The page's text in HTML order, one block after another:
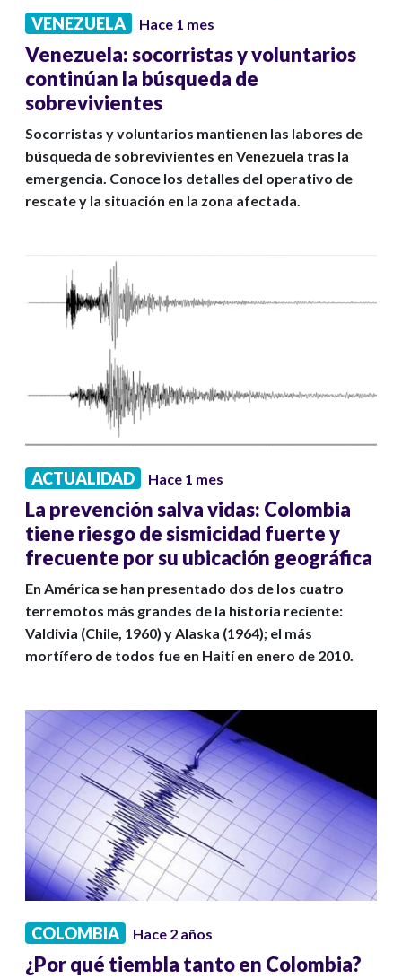
VENEZUELA Hace 1 mes
Venezuela: socorristas y voluntarios
continúan la búsqueda de
sobrevivientes
Socorristas y voluntarios mantienen las labores de
búsqueda de sobrevivientes en Venezuela tras la
emergencia. Conoce los detalles del operativo de
rescate y la situación en la zona afectada.
ACTUALIDAD Hace 1 mes
La prevención salva vidas: Colombia
tiene riesgo de sismicidad fuerte y
frecuente por su ubicación geográfica
En América se han presentado dos de los cuatro
terremotos más grandes de la historia reciente:
Valdivia (Chile, 1960) y Alaska (1964); el más
mortífero de todos fue en Haití en enero de 2010.
COLOMBIA Hace 2 años
¿Por qué tiembla tanto en Colombia?